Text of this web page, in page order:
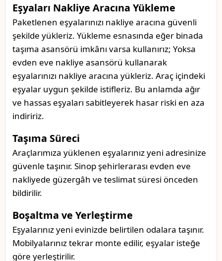
Eşyaları Nakliye Aracına Yükleme
Paketlenen eşyalarınızı nakliye aracına güvenli
şekilde yükleriz. Yükleme esnasında eğer binada
taşıma asansörü imkânı varsa kullanırız; Yoksa
evden eve nakliye asansörü kullanarak
eşyalarınızı nakliye aracına yükleriz. Araç içindeki
eşyalar uygun şekilde istifleriz. Bu anlamda ağır
ve hassas eşyaları sabitleyerek hasar riski en aza
indiririz.
Taşıma Süreci
Araçlarımıza yüklenen eşyalarınız yeni adresinize
güvenle taşınır. Sinop şehirlerarası evden eve
nakliyede güzergâh ve teslimat süresi önceden
bildirilir.
Boşaltma ve Yerleştirme
Eşyalarınız yeni evinizde belirtilen odalara taşınır.
Mobilyalarınız tekrar monte edilir, eşyalar isteğe
göre yerleştirilir.